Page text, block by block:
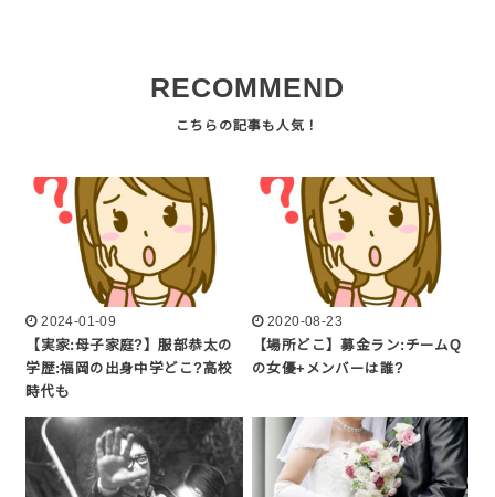
RECOMMEND
2024-01-09
【実家:母子家庭?】服部恭太の
学歴:福岡の出身中学どこ?高校
時代も
2020-08-23
【場所どこ】募金ラン:チームQ
の女優+メンバーは誰?